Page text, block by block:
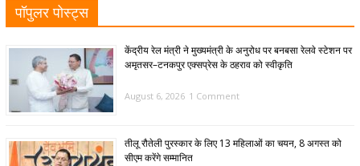
पॉपुलर पोस्ट्स
केंद्रीय रेल मंत्री ने मुख्यमंत्री के अनुरोध पर बनबसा रेलवे स्टेशन पर
अमृतसर–टनकपुर एक्सप्रेस के ठहराव को स्वीकृति
August 6, 2026 1 Comment
तीलू रौतेली पुरस्कार के लिए 13 महिलाओं का चयन, 8 अगस्त को
सीएम करेंगे सम्मानित